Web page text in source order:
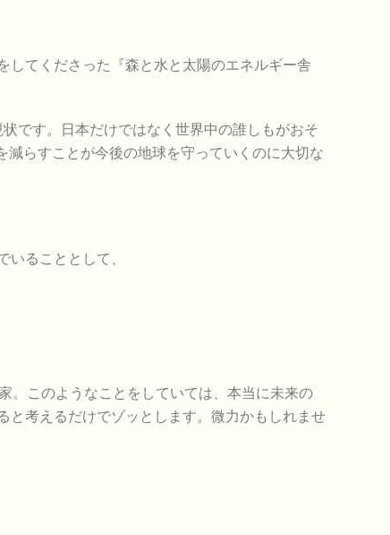
してくださった『森と水と太陽のエネルギー舎
です。日本だけではなく世界中の誰しもがおそ
らすことが今後の地球を守っていくのに大切な
ることとして、
。このようなことをしていては、本当に未来の
と考えるだけでゾッとします。微力かもしれませ